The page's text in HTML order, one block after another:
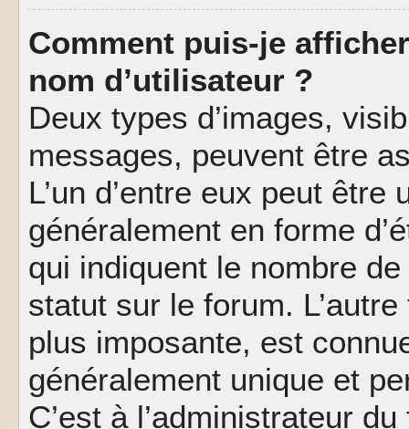
Comment puis-je
nom d’utilisateur ?
Deux types d’images,
messages, peuvent être
L’un d’entre eux peut
généralement en forme
qui indiquent le nombre
statut sur le forum.
plus imposante, est
généralement unique et
C’est à l’administrateur